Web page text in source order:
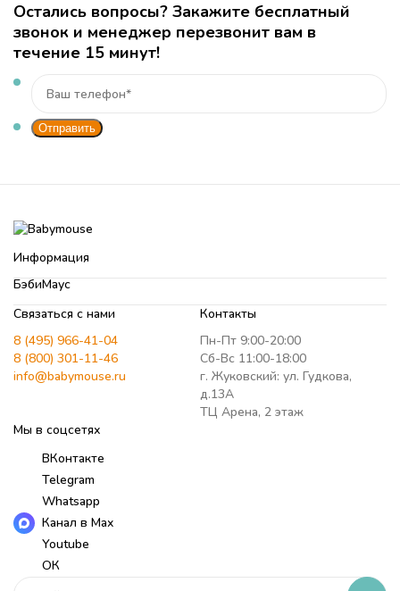
Остались вопросы? Закажите бесплатный
звонок и менеджер перезвонит вам в
течение 15 минут!
Информация
БэбиМаус
Связаться с нами
8 (495) 966-41-04
8 (800) 301-11-46
info@babymouse.ru
Контакты
Пн-Пт 9:00-20:00
Сб-Вс 11:00-18:00
г. Жуковский: ул. Гудкова,
д.13А
ТЦ Арена, 2 этаж
Мы в соцсетях
ВКонтакте
Telegram
Whatsapp
Канал в Max
Youtube
ОК